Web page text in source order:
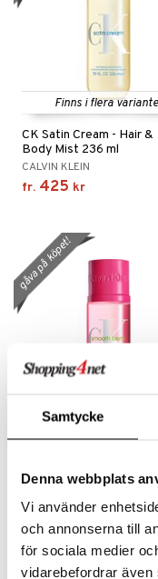
Samtycke
Denna webbplats
Vi använder
och annonserna till
för sociala medier
vidarebefordrar även
Finns i flera
CK Satin Cream - Hair &
Body Mist 236 ml
CALVIN KLEIN
fr. 425 kr
Finns i flera varianter
CK Smooth Berry - Hair &
CALVIN KLEIN
gåva på köpet!
nyhet